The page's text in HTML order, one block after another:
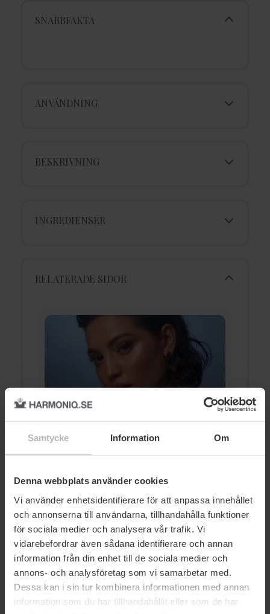
Samtycke Information Om
Denna webbplats använder cookies
Vi använder enhetsidentifierare för att anpassa innehållet
och annonserna till användarna, tillhandahålla funktioner
för sociala medier och analysera vår trafik. Vi
vidarebefordrar även sådana identifierare och annan
information från din enhet till de sociala medier och
annons- och analysföretag som vi samarbetar med.
Dessa kan i sin tur kombinera informationen med annan
information som du har tillhandahållit eller som de har
SNABBFAKTA
ANVÄNDNING
BESKRIVNING
INGREDIENSER
RELATERADE SIDOR
Contour & Highlight
HIGHLIGHTER
AUKTORISERAD ÅTERFÖRSÄLJARE